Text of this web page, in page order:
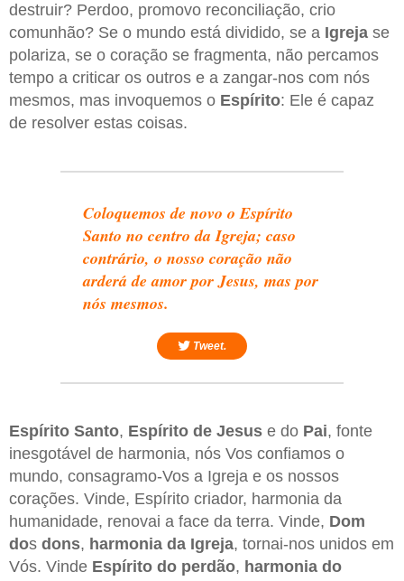
destruir? Perdoo, promovo reconciliação, crio
comunhão? Se o mundo está dividido, se a Igreja se
polariza, se o coração se fragmenta, não percamos
tempo a criticar os outros e a zangar-nos com nós
mesmos, mas invoquemos o Espírito: Ele é capaz
de resolver estas coisas.
Coloquemos de novo o Espírito
Santo no centro da Igreja; caso
contrário, o nosso coração não
arderá de amor por Jesus, mas por
nós mesmos.
Tweet.
Espírito Santo, Espírito de Jesus e do Pai, fonte
inesgotável de harmonia, nós Vos confiamos o
mundo, consagramo-Vos a Igreja e os nossos
corações. Vinde, Espírito criador, harmonia da
humanidade, renovai a face da terra. Vinde, Dom
dos dons, harmonia da Igreja, tornai-nos unidos em
Vós. Vinde Espírito do perdão, harmonia do